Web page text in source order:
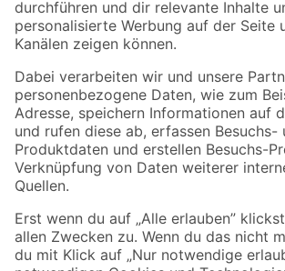
Folge uns
Zahlungsarten Versandarten
Sicher einkaufen
Jetzt die toom-App herunterladen